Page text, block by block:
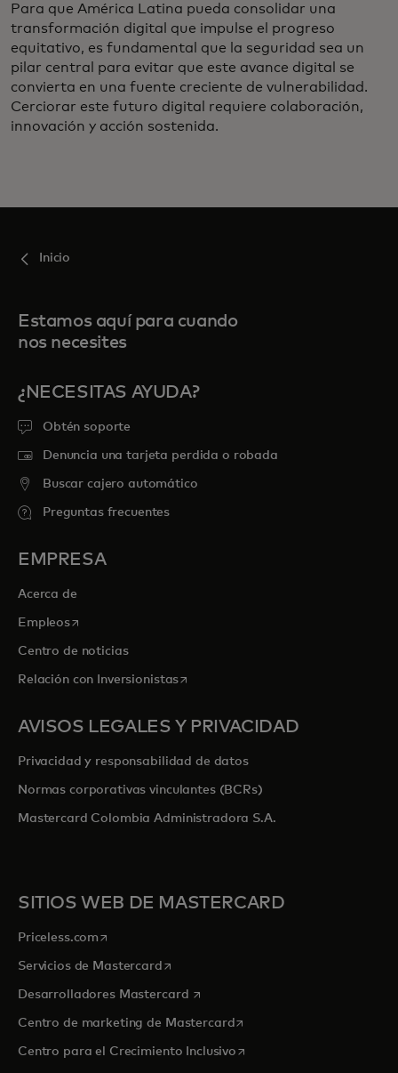
Para que América Latina pueda consolidar una
transformación digital que impulse el progreso
equitativo, es fundamental que la seguridad sea un
pilar central para evitar que este avance digital se
convierta en una fuente creciente de vulnerabilidad.
Cerciorar este futuro digital requiere colaboración,
innovación y acción sostenida.
Inicio
Estamos aquí para cuando
nos necesites
¿NECESITAS AYUDA?
Obtén soporte
Denuncia una tarjeta perdida o robada
Buscar cajero automático
Preguntas frecuentes
EMPRESA
Acerca de
Empleosse abre en una pestaña nueva
Centro de noticias
Relación con Inversionistasse abre en una pestaña nueva
AVISOS LEGALES Y PRIVACIDAD
Privacidad y responsabilidad de datos
Normas corporativas vinculantes (BCRs)
Mastercard Colombia Administradora S.A.
SITIOS WEB DE MASTERCARD
Priceless.com se abre en una pestaña nueva
Servicios de Mastercardse abre en una pestaña nueva
Desarrolladores Mastercard se abre en una pestaña nueva
Centro de marketing de Mastercardse abre en una pestaña
Centro para el Crecimiento Inclusivose abre en una pestaña